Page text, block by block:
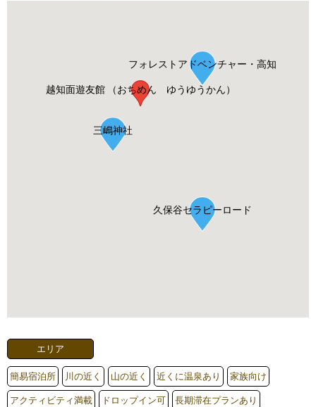
越知面遊友館 （おちめん ゆうゆうかん）
三嶋神社
久保谷セラピーロード
フォレストアドベンチャー・高知
エリア
簡易宿泊所 川の近く 山の近く 近くに温泉あり
家族向け
アクティビティ満載
ドロップイン可
長期滞在プランあり